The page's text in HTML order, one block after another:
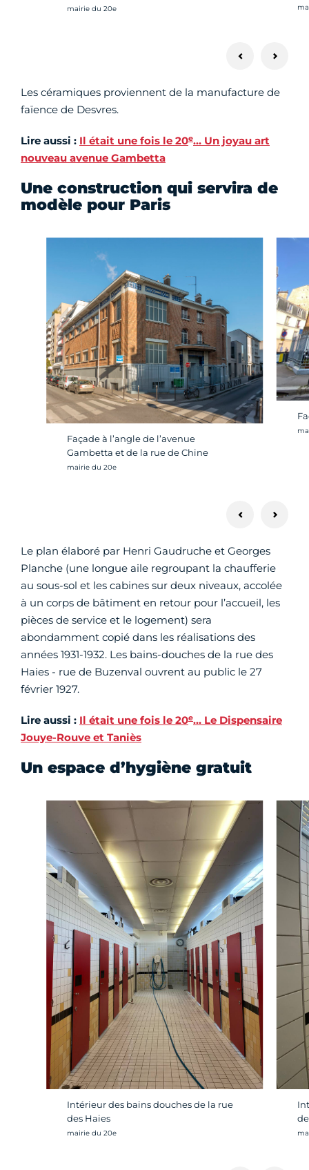
Crédit photo :
mairie du 20e
Les céramiques proviennent de la manufacture de
faïence de Desvres.
Lire aussi : Il était une fois le 20e… Un joyau art
nouveau avenue Gambetta
Une construction qui servira de
modèle pour Paris
Façade à l’angle de l’avenue
Gambetta et de la rue de Chine
Crédit photo :
mairie du 20e
Le plan élaboré par Henri Gaudruche et Georges
Planche (une longue aile regroupant la chaufferie
au sous-sol et les cabines sur deux niveaux, accolée
à un corps de bâtiment en retour pour l’accueil, les
pièces de service et le logement) sera
abondamment copié dans les réalisations des
années 1931-1932. Les bains-douches de la rue des
Haies - rue de Buzenval ouvrent au public le 27
février 1927.
Lire aussi : Il était une fois le 20e… Le Dispensaire
Jouye-Rouve et Taniès
Un espace d’hygiène gratuit
Intérieur des bains douches de la rue
des Haies
Crédit photo :
mairie du 20e